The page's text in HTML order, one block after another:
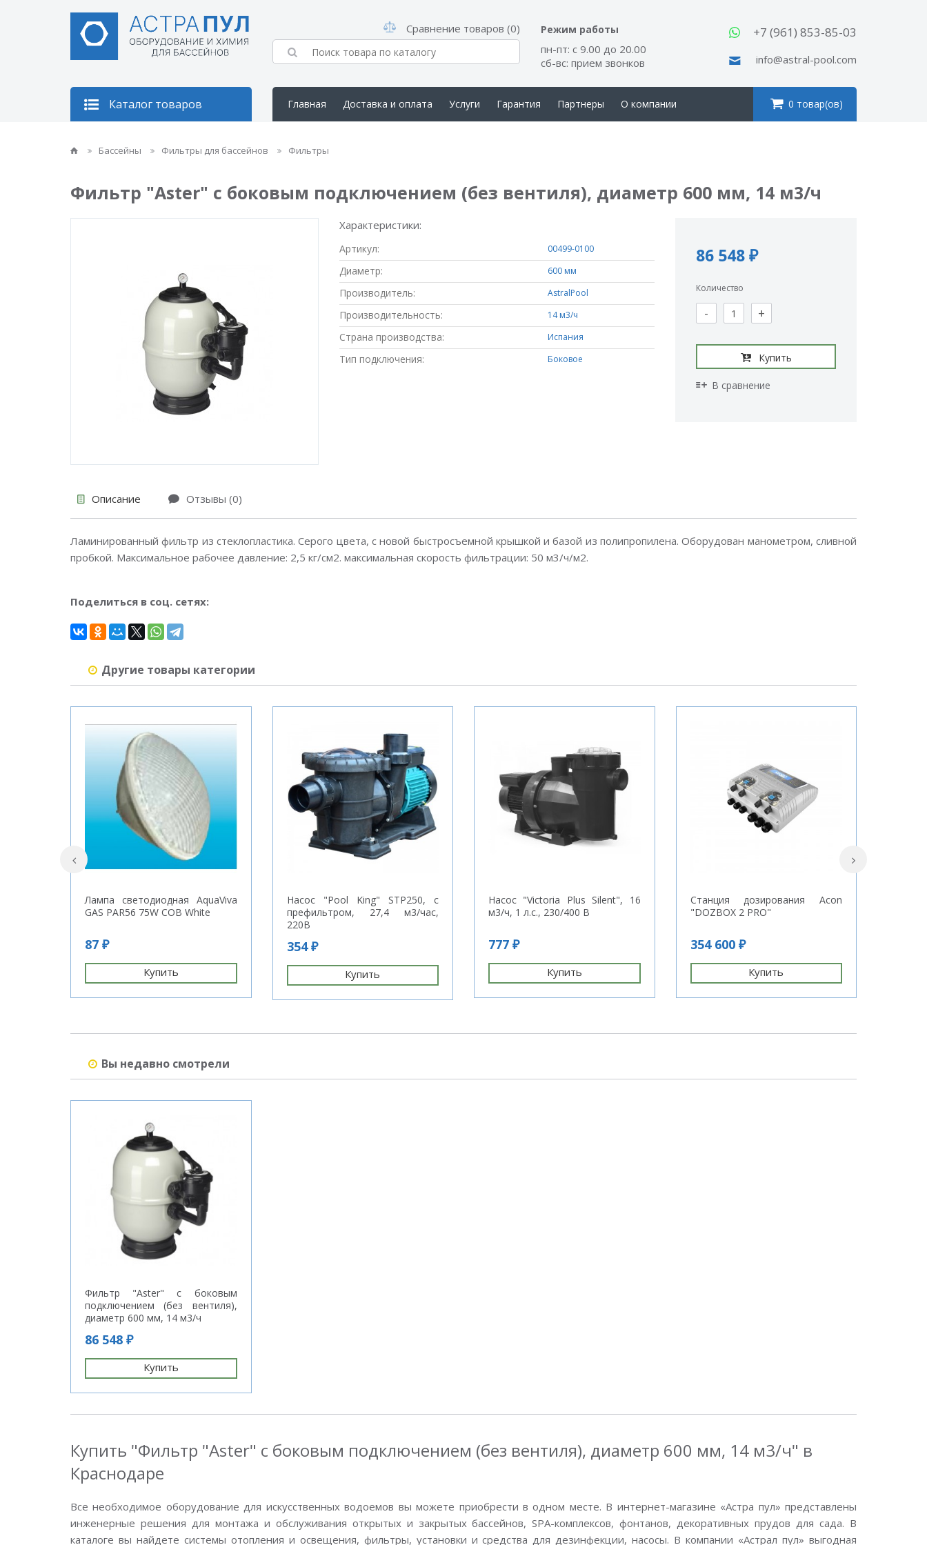
Сравнение товаров (0) Режим работы
пн-пт: с 9.00 до 20.00
сб-вс: прием звонков
+7 (961) 853-85-03
info@astral-pool.com
Каталог товаров Главная Доставка и оплата Услуги Гарантия Партнеры О компании 0 товар(ов)
Бассейны Фильтры для бассейнов Фильтры
Фильтр "Aster" с боковым подключением (без вентиля), диаметр 600 мм, 14 м3/ч
Характеристики:
Артикул: 00499-0100
Диаметр: 600 мм
Производитель: AstralPool
Производительность: 14 м3/ч
Страна производства: Испания
Тип подключения: Боковое
86 548 ₽
Количество
- +
Купить
В сравнение
Описание Отзывы (0)
Ламинированный фильтр из стеклопластика. Серого цвета, с новой быстросъемной крышкой и базой из полипропилена. Оборудован манометром, сливной
пробкой. Максимальное рабочее давление: 2,5 кг/см2. максимальная скорость фильтрации: 50 м3/ч/м2.
Поделиться в соц. сетях:
Другие товары категории
Лампа светодиодная AquaViva
GAS PAR56 75W COB White
87 ₽
Купить
Насос "Pool King" STP250, с
префильтром, 27,4 м3/час,
220В
354 ₽
Купить
Насос "Victoria Plus Silent", 16
м3/ч, 1 л.с., 230/400 В
777 ₽
Купить
Станция дозирования Acon
"DOZBOX 2 PRO"
354 600 ₽
Купить
Вы недавно смотрели
Фильтр "Aster" с боковым
подключением (без вентиля),
диаметр 600 мм, 14 м3/ч
86 548 ₽
Купить
Купить "Фильтр "Aster" с боковым подключением (без вентиля), диаметр 600 мм, 14 м3/ч" в
Краснодаре
Все необходимое оборудование для искусственных водоемов вы можете приобрести в одном месте. В интернет-магазине «Астра пул» представлены
инженерные решения для монтажа и обслуживания открытых и закрытых бассейнов, SPA-комплексов, фонтанов, декоративных прудов для сада. В
каталоге вы найдете системы отопления и освещения, фильтры, установки и средства для дезинфекции, насосы. В компании «Астрал пул» выгодная